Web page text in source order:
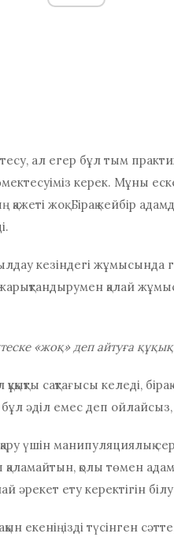
ал егер бұл тым
керек. Мұны
жоқ. Бірақ кейбір
кезіндегі
қалай жұмыс
«жоқ» деп айтуға құқық
сақтағысы келеді,
әділ емес деп
үшін манипуляциялық
қаламайтын, қолы төмен
әрекет ету керектігін
түсінген сәтте,